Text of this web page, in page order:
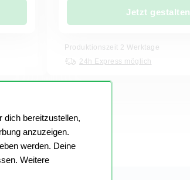
dich bereitzustellen,
anzuzeigen.
werden. Deine
Weitere
Jetzt gestalten
Produktionszeit 2 Werktage
24h Express möglich